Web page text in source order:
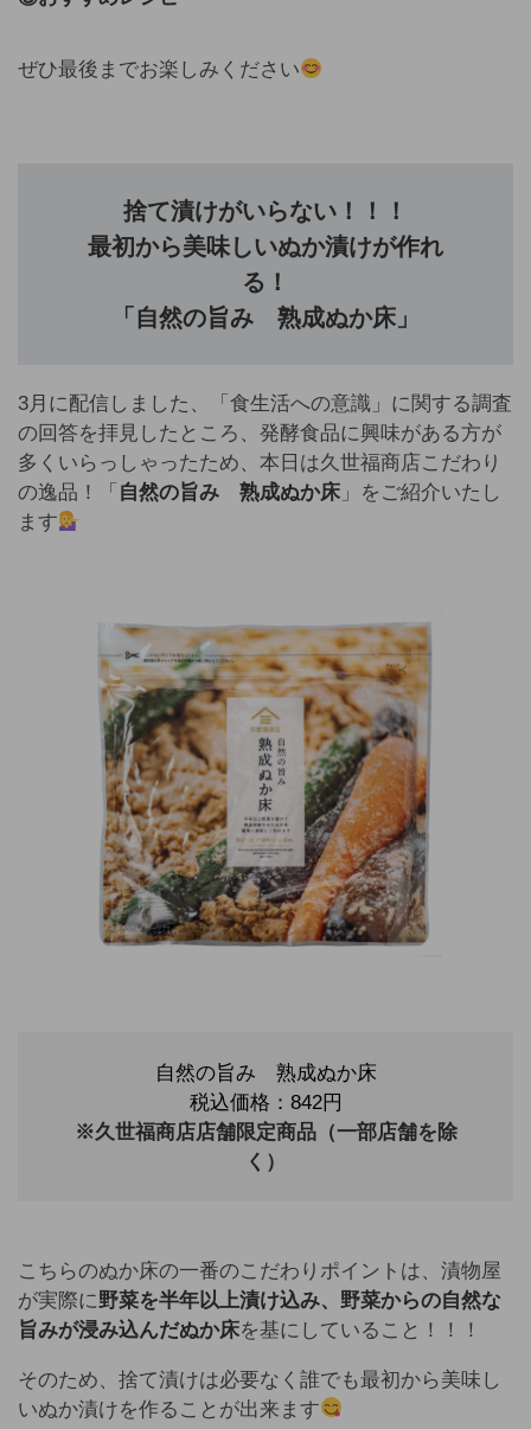
ぜひ最後までお楽しみください
捨て漬けがいらない！！！
最初から美味しいぬか漬けが作れ
る！
「自然の旨み 熟成ぬか床」
3月に配信しました、「食生活への意識」に関する調査
の回答を拝見したところ、発酵食品に興味がある方が
多くいらっしゃったため、本日は久世福商店こだわり
の逸品！「 自然の旨み 熟成ぬか床 」をご紹介いたし
ます
自然の旨み 熟成ぬか床
税込価格：842円
※久世福商店店舗限定商品（一部店舗を除
く）
こちらのぬか床の一番のこだわりポイントは、漬物屋
が実際に野菜を半年以上漬け込み、野菜からの自然な
旨みが浸み込んだぬか床を基にしていること！！！
そのため、捨て漬けは必要なく誰でも最初から美味し
いぬか漬けを作ることが出来ます